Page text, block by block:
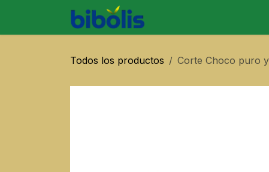
Todos los productos Corte Choco puro